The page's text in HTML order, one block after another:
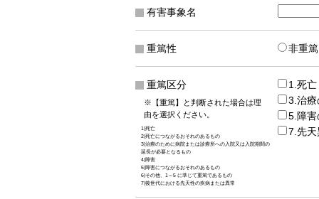
有害事象名
重篤性 非重篤
重篤区分
※【重篤】と判断された場合は理
由を選択ください。
1)死亡
2)死亡につながるおそれのあるもの
3)治療のために病院または診療所への入院又は入院期間の
延長が必要となるもの
4)障害
5)障害につながるおそれのあるもの
6)その他、1～5 に準じて重篤であるもの
7)後世代における先天性の疾病または異常
1.死亡
3.治療
5.障
7.先天